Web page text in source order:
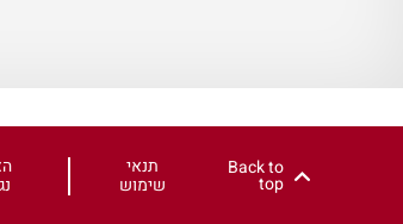
Back to
top
תנאי
שימוש